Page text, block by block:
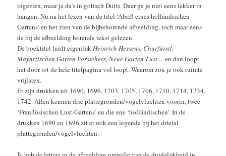
ingezien, maar ja da’s in gotisch Duits. Daar ga je niet eens lekker in
hangen. Nu na het lezen van de titel ‘Abriß eines holländischen
Gartens’ en het zien van de bijbehorende afbeelding, toch maar eens
de bij de afbeelding horende tekst gelezen.
De boektitel luidt eigenlijkHeinrich Hessens, Churfürstl.
Mayntzischen Garten-Vorstehers, Neue Garten-Lust… en dan loopt
het door tot de hele titelpagina vol loopt. Waarom zou je ook ruimte
vrijlaten.
Er zijn drukken uit 1690, 1696, 1703, 1705, 1706, 1710, 1714, 1734,
1742. Allen kennen drie plattegronden/vogelvluchten voorin, twee
‘Franßösischen Lust-Gartens’ en die ene ‘holländischen’. In de
drukken 1690 en 1696 zit er ook een legenda bij het drietal
plattegronden/vogelvluchten.